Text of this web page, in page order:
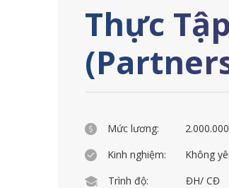
Thực
Mức lương:
Kinh nghiệm:
Không
Trình độ:
ĐH/ CĐ